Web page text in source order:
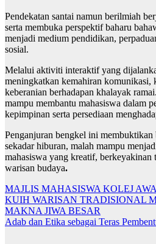
Pendekatan santai namun berilmiah
serta membuka perspektif baharu
menjadi medium pendidikan,
sosial.
Melalui aktiviti interaktif yang
meningkatkan kemahiran
keberanian berhadapan khalayak
mampu membantu mahasiswa dalam
kepimpinan serta persediaan
Penganjuran bengkel ini
sekadar hiburan, malah mampu
mahasiswa yang kreatif,
warisan budaya.
Navigasi
kiriman
MAJLIS MAHASISWA KOLEJ
KUIH WARISAN TRADISIONAL
MAKNA JIWA BESAR
Adab dan Etika sebagai Teras